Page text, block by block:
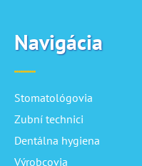
Navigácia
Stomatológovia
Zubní technici
Dentálna hygiena
Výrobcovia